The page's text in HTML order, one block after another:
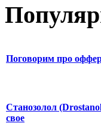
Поговорим про
Станозолол
свое